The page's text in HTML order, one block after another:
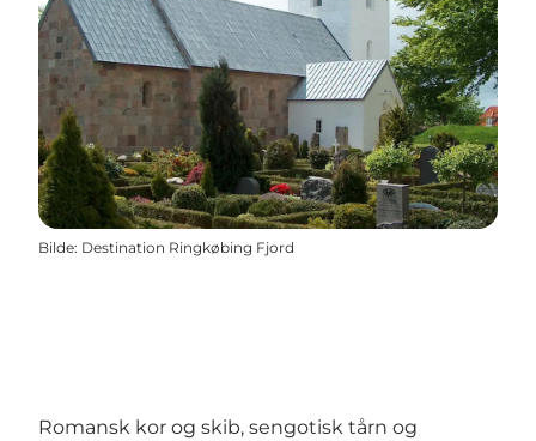
Bilde: Destination Ringkøbing Fjord
Romansk kor og skib, sengotisk tårn og